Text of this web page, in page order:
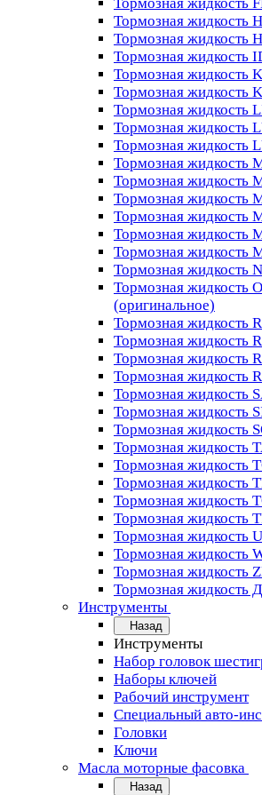
Тормозная жидкость
Тормозная жидкость
Тормозная жидкость
Тормозная жидкость
Тормозная жидкость
Тормозная жидкость
Тормозная жидкость
Тормозная жидкость
Тормозная жидкость
Тормозная жидкость
Тормозная жидкость
Тормозная жидкость
Тормозная жидкость
Тормозная жидкость
Тормозная жидкость
Тормозная жидкость
(оригинальное)
Тормозная жидкость
Тормозная жидкость
Тормозная жидкость
Тормозная жидкость
Тормозная жидкость
Тормозная жидкость
Тормозная жидкость
Тормозная жидкость
Тормозная жидкость
Тормозная жидкость
Тормозная жидкость
Тормозная жидкость
Тормозная жидкость
Тормозная жидкость
Тормозная жидкость
Тормозная жидкость
Инструменты
Назад
Инструменты
Набор головок
Наборы ключей
Рабочий инструмент
Специальный авто-
Головки
Ключи
Масла моторные фасовка
Назад